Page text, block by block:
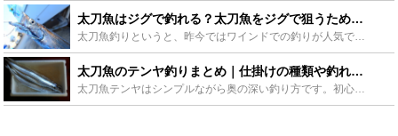
太刀魚はジグで釣れる？太刀魚をジグで狙うためのおすすめジグとは？ - Leisurego(レジャーゴー)
太刀魚釣りというと、昨今ではワインドでの釣りが人気ですが、時期や時間帯によっては、圧倒的にジグのほうがより良い釣果を得られます太刀魚はワインドでしか釣ったことがないという方、ぜひ今期はジグをタックル...
太刀魚のテンヤ釣りまとめ｜仕掛けの種類や釣れるコツをご紹介！ - Leisurego(レジャーゴー)
太刀魚テンヤはシンプルながら奥の深い釣り方です。初心者でも行いやすい釣りですが、アクションの方法や仕掛けの選び方を知ることによっていい釣果を得ることができます。この記事では太刀魚テンヤの仕掛けの種類...